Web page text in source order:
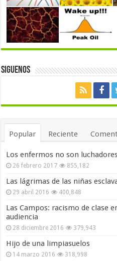
Siguenos
Popular Reciente
Los enfermos no son
26 febrero 2017 855,182
Las lágrimas de las niñas
29 abril 2016 400,848
Las Campos: racismo de clase
audiencia
28 diciembre 2016 379,943
Hijo de una limpiasuelos
14 marzo 2016 318,998